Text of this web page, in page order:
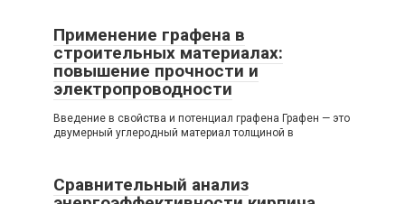
Применение графена в
строительных материалах:
повышение прочности и
электропроводности
Введение в свойства и потенциал графена Графен — это
двумерный углеродный материал толщиной в
Сравнительный анализ